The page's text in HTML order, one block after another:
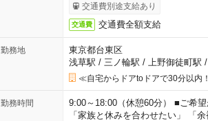
交通費別途支給あり
交通費 交通費全額支給
勤務地
東京都台東区
浅草駅 / 三ノ輪駅 / 上野御徒町駅 /
≪自宅からドアtoドアで30分以内
勤務時間
9:00～18:00（休憩60分） ■ご希
「家族と休みを合わせたい」 「